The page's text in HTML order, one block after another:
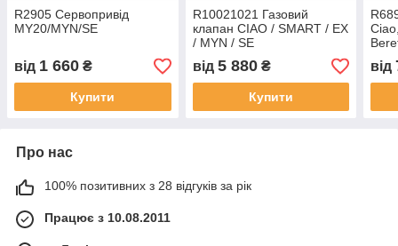
R2905 Сервопривід
MY20/MYN/SE
від 1 660 ₴
Купити
R10021021 Газовий
клапан CIAO / SMART / EX
/ MYN / SE
від 5 880₴
Купити
від
Про нас
100% позитивних з 28 відгуків за рік
Працює з 10.08.2011